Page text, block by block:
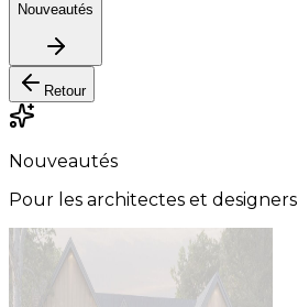
Nouveautés
Retour
Nouveautés
Pour les architectes et designers